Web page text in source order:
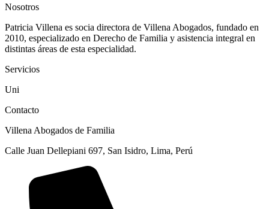
Nosotros
Patricia Villena es socia directora de Villena Abogados, fundado en
2010, especializado en Derecho de Familia y asistencia integral en
distintas áreas de esta especialidad.
Servicios
Uni
Contacto
Villena Abogados de Familia
Calle Juan Dellepiani 697, San Isidro, Lima, Perú